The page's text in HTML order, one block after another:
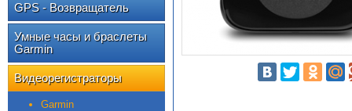
GPS - Возвращатель
Умные часы и браслеты
Garmin
Видеорегистраторы
Garmin